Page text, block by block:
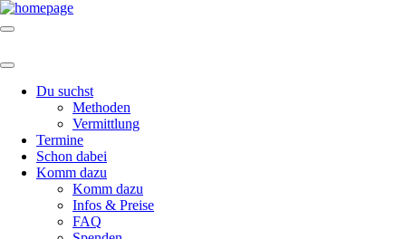
Du suchst
Methoden
Vermittlung
Termine
Schon dabei
Komm dazu
Komm dazu
Infos & Preise
FAQ